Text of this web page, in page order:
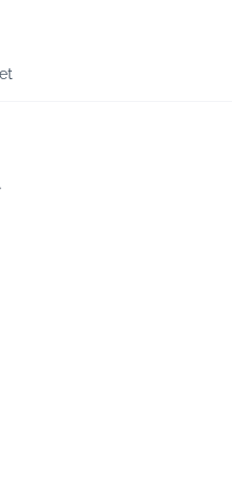
Liikunta ja harrastukset